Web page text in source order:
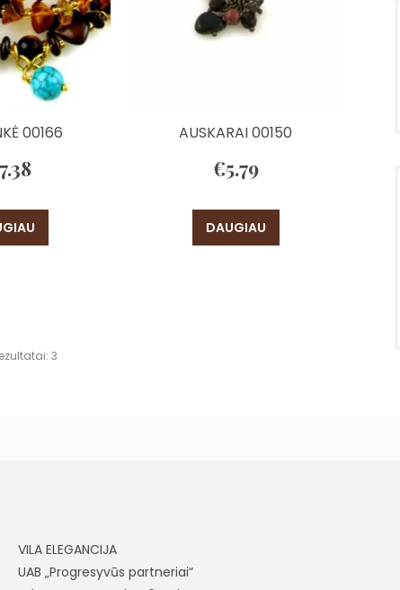
00166 AUSKARAI 00150
€5.79
DAUGIAU
3
VILA ELEGANCIJA
UAB „Progresyvūs partneriai“